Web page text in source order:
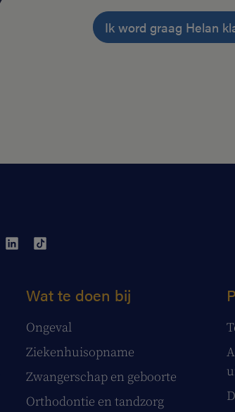
Ik word graag Helan
Wat te doen bij
Ongeval
Ziekenhuisopname
Zwangerschap en geboorte
Orthodontie en tandzorg